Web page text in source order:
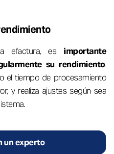
efactura, es importante
su rendimiento.
el tiempo de procesamiento
y realiza ajustes según sea
un experto